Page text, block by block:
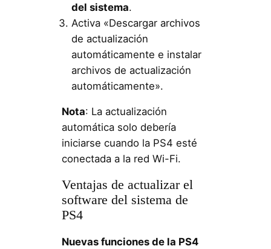
del sistema.
Activa «Descargar archivos
de actualización
automáticamente e instalar
archivos de actualización
automáticamente».
Nota: La actualización
automática solo debería
iniciarse cuando la PS4 esté
conectada a la red Wi-Fi.
Ventajas de actualizar el
software del sistema de
PS4
Nuevas funciones de la PS4